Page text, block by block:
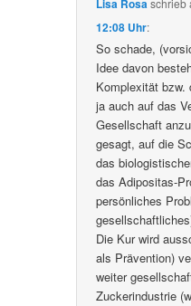
Lisa Rosaschrieb
12:08 Uhr:
So schade,
Idee davon
Komplexität
ja auch auf das
Gesellschaft
gesagt, auf die
das
das Adipositas-
persönliches
Die Kur wird
als Prävention)
weiter
Zuckerindustrie